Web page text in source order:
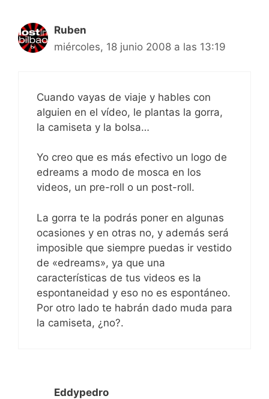
Ruben
miércoles, 18 junio 2008 a las 13:19
Cuando vayas de viaje y hables con
alguien en el vídeo, le plantas la gorra,
la camiseta y la bolsa…
Yo creo que es más efectivo un logo de
edreams a modo de mosca en los
videos, un pre-roll o un post-roll.
La gorra te la podrás poner en algunas
ocasiones y en otras no, y además será
imposible que siempre puedas ir vestido
de «edreams», ya que una
características de tus videos es la
espontaneidad y eso no es espontáneo.
Por otro lado te habrán dado muda para
la camiseta, ¿no?.
Eddypedro